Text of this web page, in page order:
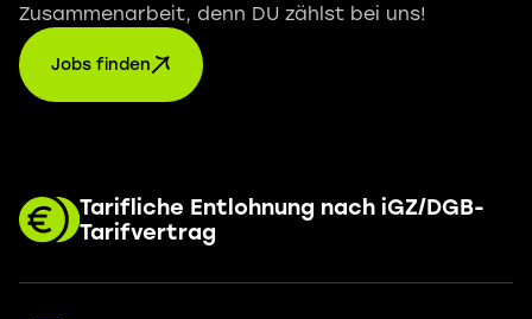
Zusammenarbeit, denn DU zählst bei uns!
Jobs finden
Tarifliche Entlohnung nach iGZ/DGB-
Tarifvertrag